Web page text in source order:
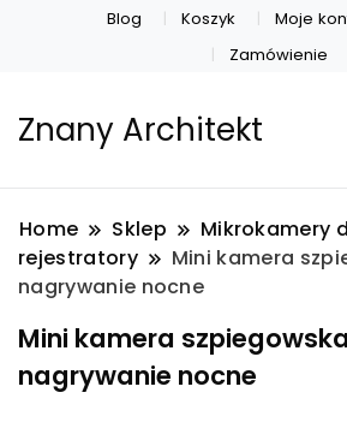
Blog Koszyk Moje
Zamówienie
Znany Architekt
Home Sklep
Mikrokamery
rejestratory
Mini kamera
nagrywanie nocne
Mini kamera
nagrywanie nocne